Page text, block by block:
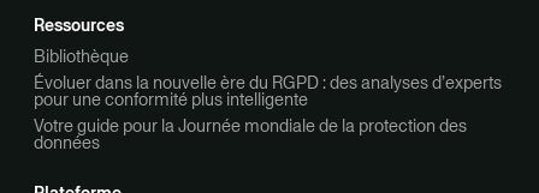
Ressources
Bibliothèque
Évoluer dans la nouvelle ère du RGPD : des analyses d’experts
pour une conformité plus intelligente
Votre guide pour la Journée mondiale de la protection des
données